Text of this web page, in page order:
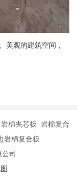
美观的建筑空间，
棉夹芯板 岩棉复合
岩棉复合板
司